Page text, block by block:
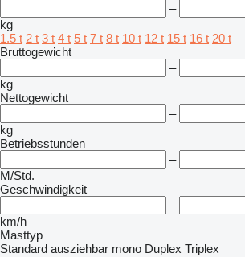
–
kg
1.5 t 2 t 3 t 4 t 5 t 7 t 8 t 10 t 12 t 15 t 16 t 20 t
Bruttogewicht
–
kg
Nettogewicht
–
kg
Betriebsstunden
–
M/Std.
Geschwindigkeit
–
km/h
Masttyp
Standard ausziehbar mono Duplex Triplex